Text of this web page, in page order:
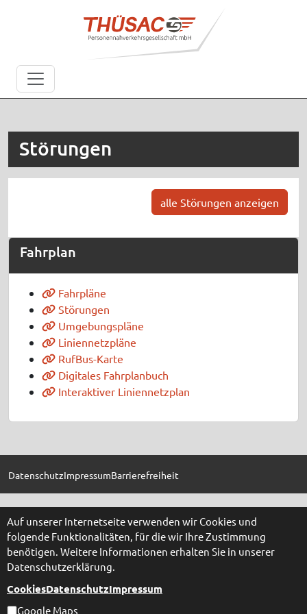
Störungen
alle Störungen anzeigen
Fahrplan
Fahrpläne
Störungen
Umgebungspläne
Liniennetzpläne
RufBus-Karte
Digitales Fahrplanbuch
Interaktiver Liniennetzplan
DatenschutzImpressumBarrierefreiheit
Auf unserer Internetseite verwenden wir Cookies und
folgende Funktionalitäten, für die wir Ihre Zustimmung
benötigen. Weitere Informationen erhalten Sie in unserer
Datenschutzerklärung.
CookiesDatenschutzImpressum
Google Maps